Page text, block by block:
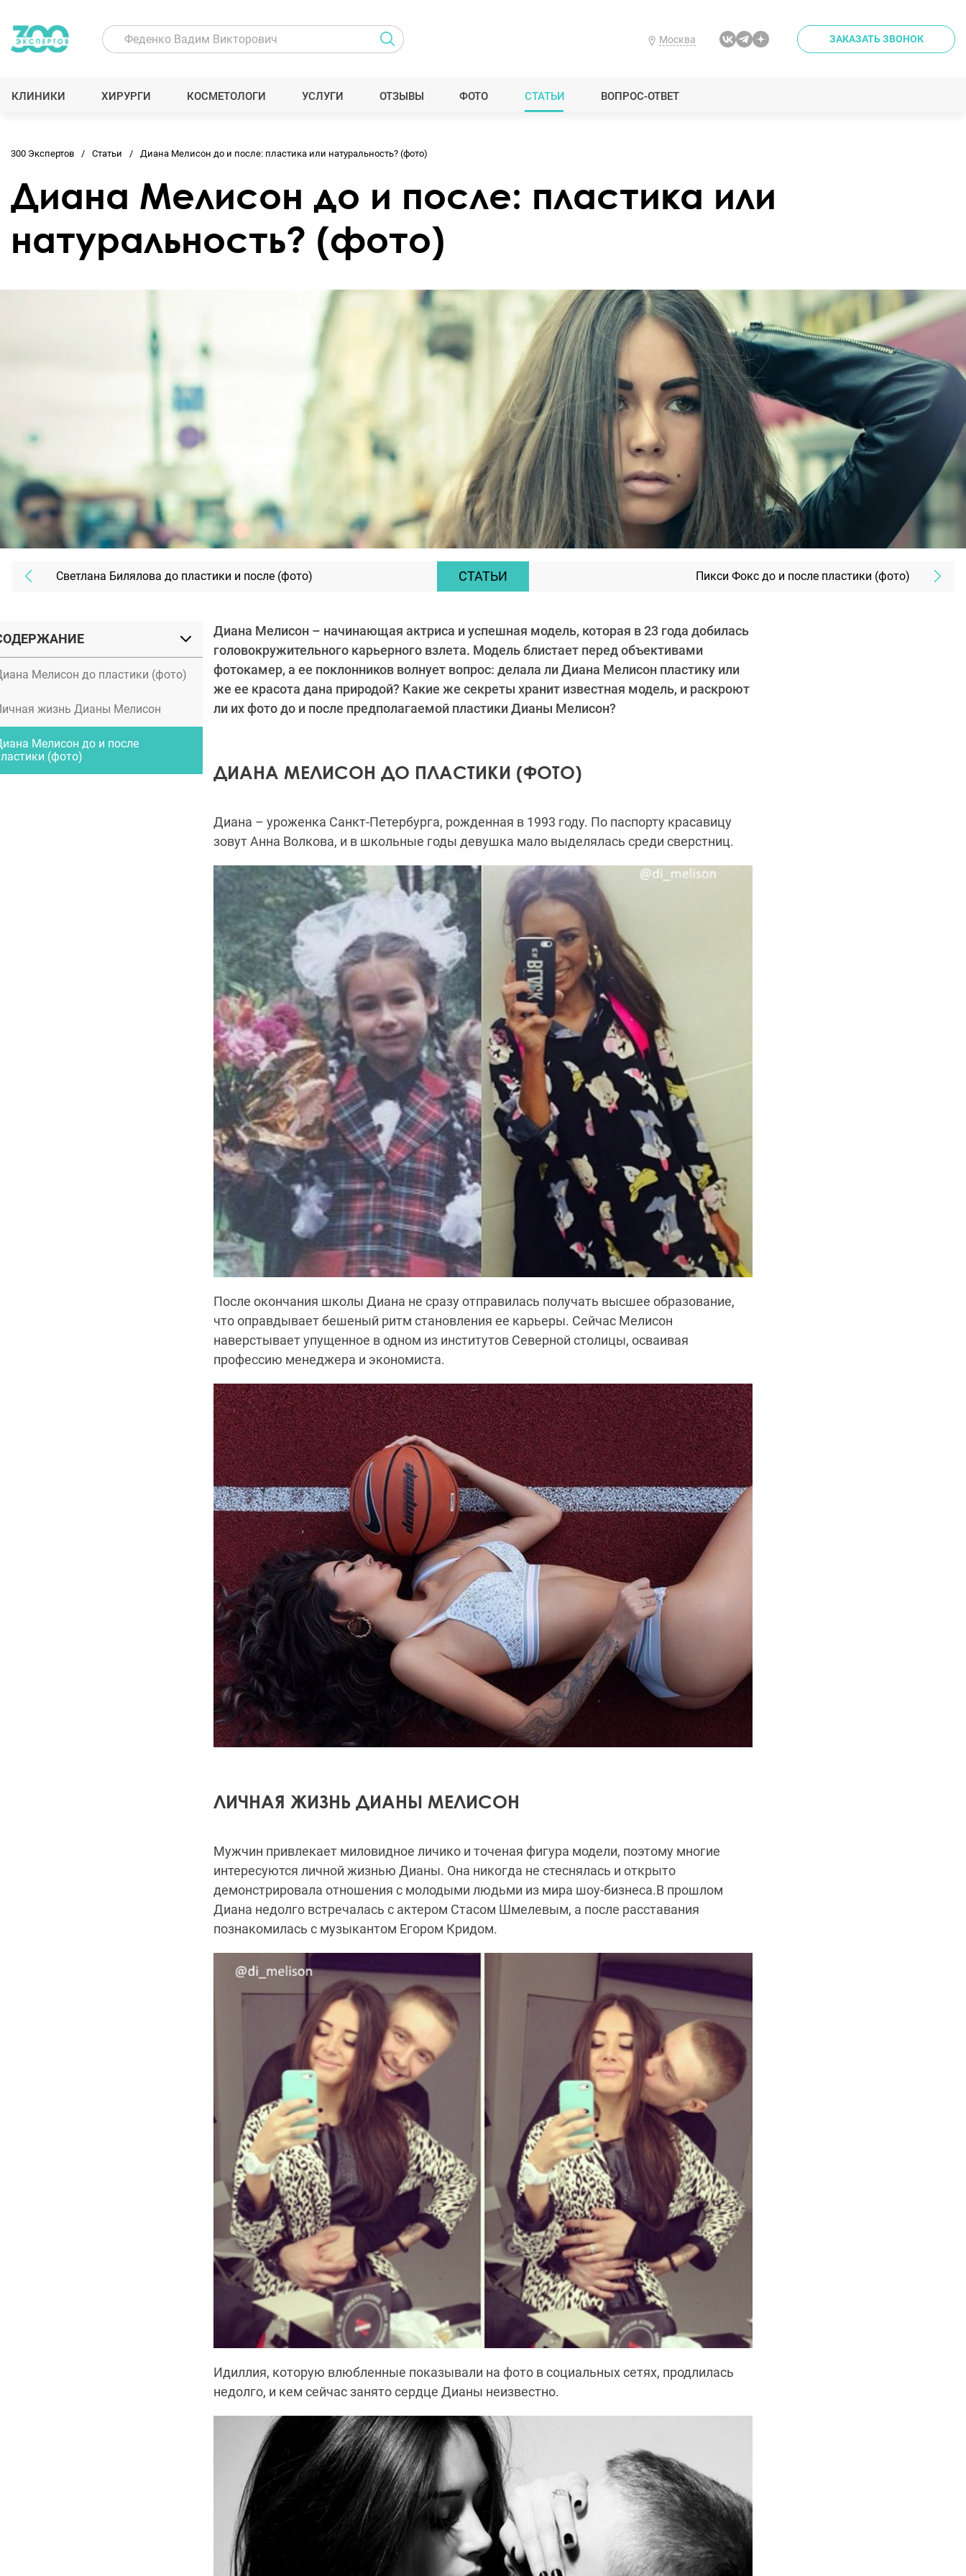
Москва ЗАКАЗАТЬ ЗВОНОК
КЛИНИКИ ХИРУРГИ КОСМЕТОЛОГИ УСЛУГИ ОТЗЫВЫ ФОТО СТАТЬИ ВОПРОС-ОТВЕТ
Мелисон до пластики (фото)
жизнь Дианы Мелисон
Мелисон до и после
(фото)
300 Экспертов Статьи Диана Мелисон до и после: пластика или натуральность? (фото)
Диана Мелисон до и после: пластика или
натуральность? (фото)
Светлана Билялова до пластики и после (фото) СТАТЬИ Пикси Фокс до и после пластики (фото)
Диана Мелисон – начинающая актриса и успешная модель, которая в 23 года добилась
головокружительного карьерного взлета. Модель блистает перед объективами
фотокамер, а ее поклонников волнует вопрос: делала ли Диана Мелисон пластику или
же ее красота дана природой? Какие же секреты хранит известная модель, и раскроют
ли их фото до и после предполагаемой пластики Дианы Мелисон?
ДИАНА МЕЛИСОН ДО ПЛАСТИКИ (ФОТО)
Диана – уроженка Санкт-Петербурга, рожденная в 1993 году. По паспорту красавицу
зовут Анна Волкова, и в школьные годы девушка мало выделялась среди сверстниц.
После окончания школы Диана не сразу отправилась получать высшее образование,
что оправдывает бешеный ритм становления ее карьеры. Сейчас Мелисон
наверстывает упущенное в одном из институтов Северной столицы, осваивая
профессию менеджера и экономиста.
ЛИЧНАЯ ЖИЗНЬ ДИАНЫ МЕЛИСОН
Мужчин привлекает миловидное личико и точеная фигура модели, поэтому многие
интересуются личной жизнью Дианы. Она никогда не стеснялась и открыто
демонстрировала отношения с молодыми людьми из мира шоу-бизнеса.В прошлом
Диана недолго встречалась с актером Стасом Шмелевым, а после расставания
познакомилась с музыкантом Егором Кридом.
Идиллия, которую влюбленные показывали на фото в социальных сетях, продлилась
недолго, и кем сейчас занято сердце Дианы неизвестно.